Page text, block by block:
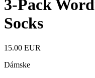
3‑Pack
Socks
15.00 EUR
Dámske